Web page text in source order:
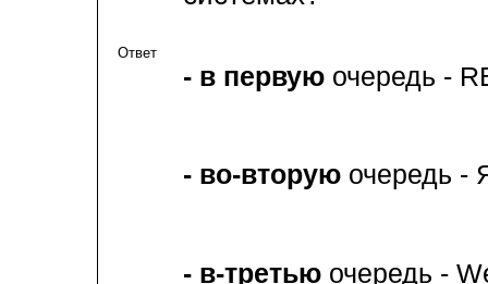
Ответ
- в первую очередь -
- во-вторую очередь -
- в-третью очередь -